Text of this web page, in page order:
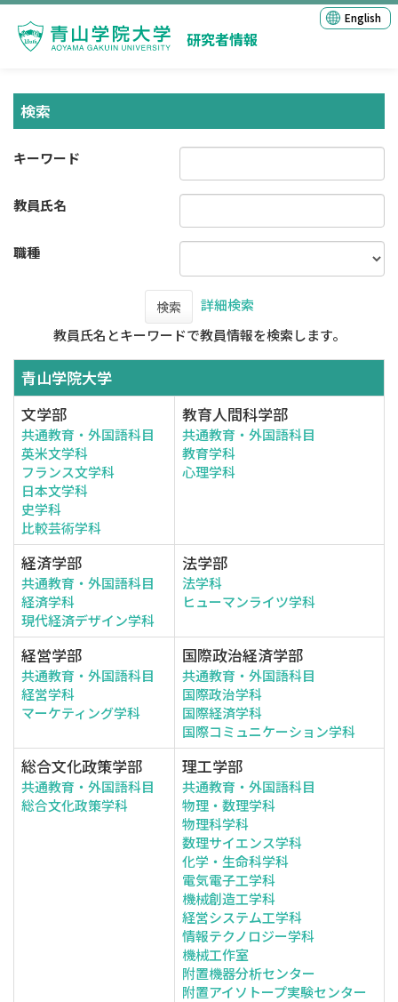
研究者情報
English
検索
キーワード
教員氏名
職種
検索
詳細検索
教員氏名とキーワードで教員情報を検索します。
青山学院大学
文学部
共通教育・外国語科目
英米文学科
フランス文学科
日本文学科
史学科
比較芸術学科
教育人間科学部
共通教育・外国語科目
教育学科
心理学科
経済学部
共通教育・外国語科目
経済学科
現代経済デザイン学科
法学部
法学科
ヒューマンライツ学科
経営学部
共通教育・外国語科目
経営学科
マーケティング学科
国際政治経済学部
共通教育・外国語科目
国際政治学科
国際経済学科
国際コミュニケーション学科
総合文化政策学部
共通教育・外国語科目
総合文化政策学科
理工学部
共通教育・外国語科目
物理・数理学科
物理科学科
数理サイエンス学科
化学・生命科学科
電気電子工学科
機械創造工学科
経営システム工学科
情報テクノロジー学科
機械工作室
附置機器分析センター
附置アイソトープ実験センター